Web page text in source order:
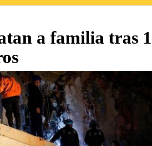
a familia tras